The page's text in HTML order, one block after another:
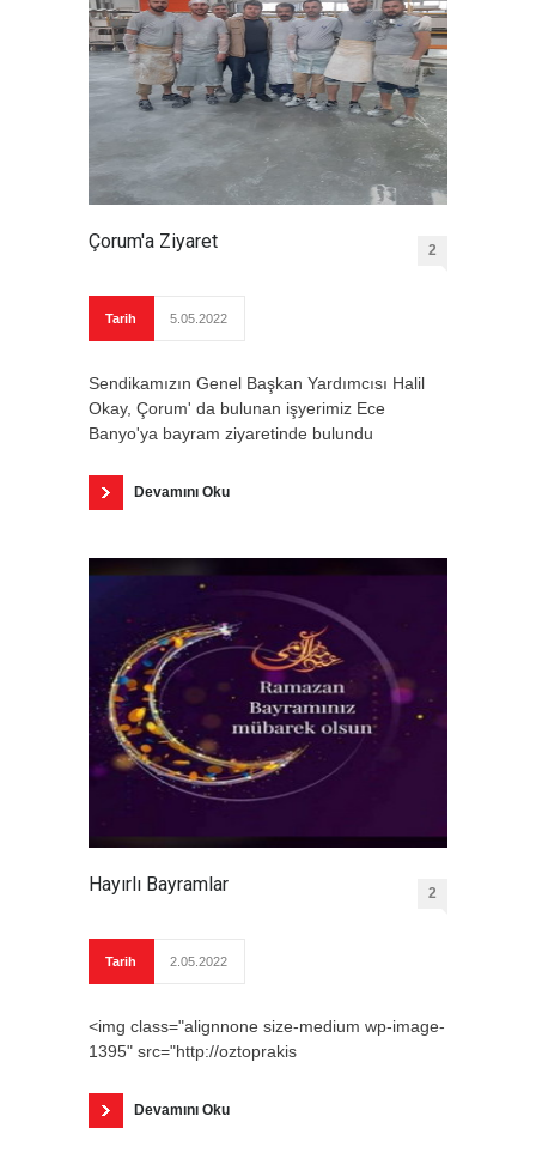
Çorum'a Ziyaret 2
Tarih 5.05.2022
Sendikamızın Genel Başkan Yardımcısı Halil
Okay, Çorum' da bulunan işyerimiz Ece
Banyo'ya bayram ziyaretinde bulundu
Devamını Oku
Hayırlı Bayramlar 2
Tarih 2.05.2022
<img class="alignnone size-medium wp-image-
1395" src="http://oztoprakis
Devamını Oku